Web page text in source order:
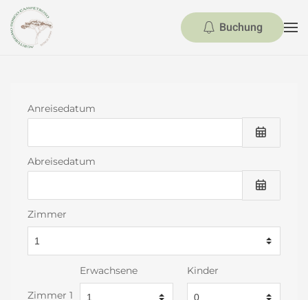
Skip to main content
Buchung
Anreisedatum
Abreisedatum
Zimmer
Zimmer 1
Erwachsene Kinder